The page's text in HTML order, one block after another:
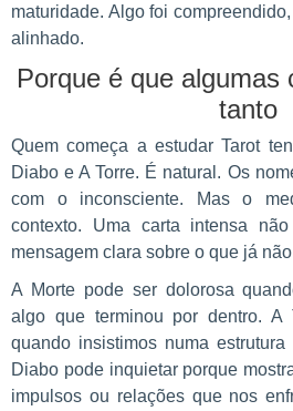
maturidade. Algo foi
alinhado.
Porque é que algumas
tanto
Quem começa a estudar Tarot
Diabo e A Torre. É natural. Os
com o inconsciente. Mas o
contexto. Uma carta intensa
mensagem clara sobre o que já
A Morte pode ser dolorosa
algo que terminou por dentro. A
quando insistimos numa
Diabo pode inquietar porque
impulsos ou relações que nos